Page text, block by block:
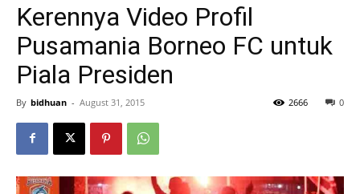
Kerennya Video Profil
Pusamania Borneo FC untuk
Piala Presiden
By bidhuan - August 31, 2015 0
2666